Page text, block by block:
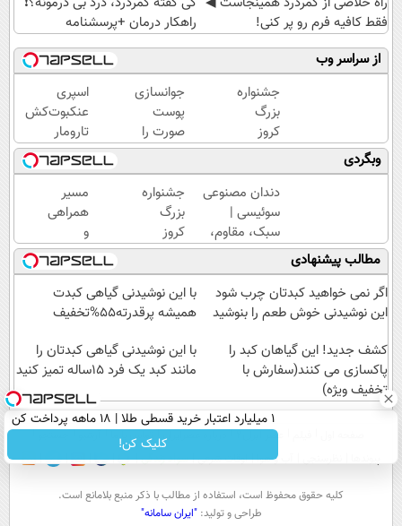
فقط کافیه فرم رو پر کنی!
راهکار درمان +پرسشنامه
از سراسر وب
جشنواره
بزرگ
کروز
بدون
ویزا!
شروع از
440
یورو!
جوانسازی
پوست
صورت را
با کرم
ضدچروک
آلمانی
تجربه
کنید!
اسپری
عنکبوت‌‌کش
تارومار
ازبین‌برنده
انواع
عنکبوت
وبگردی
دندان مصنوعی
سوئیسی |
سبک، مقاوم،
طبیعی! ویزیت
رایگان+پرداخت
اقساطی😍
جشنواره
بزرگ
کروز
بدون
ویزا!
شروع از
440
مسیر
همراهی
و
گزارش
عملکرد
گروه
اسنپ
۱۴۰۴
مطالب پیشنهادی
اگر نمی خواهید کبدتان چرب شود
این نوشیدنی خوش طعم را بنوشید
با این نوشیدنی گیاهی کبدت
همیشه پرقدرته55%تخفیف
کشف جدید! این گیاهان کبد را
پاکسازی می کنند(سفارش با
تخفیف ویژه)
با این نوشیدنی گیاهی کبدتان را
مانند کبد یک فرد 15ساله تمیز کنید
۱ میلیارد اعتبار خرید قسطی طلا | ۱۸ ماهه پرداخت کن
کلیک کن!
عصر ایران۲ درباره عصرایران تماس با ما
آب و هوا اوقات شرعی سواد زندگی
كليه حقوق محفوظ است، استفاده از مطالب با ذكر منبع بلامانع است.
طراحی و تولید:"ایران سامانه"